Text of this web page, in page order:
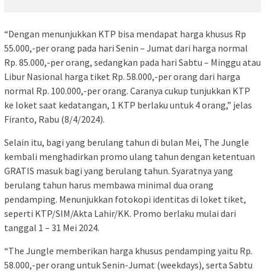
“Dengan menunjukkan KTP bisa mendapat harga khusus Rp
55.000,-per orang pada hari Senin – Jumat dari harga normal
Rp. 85.000,-per orang, sedangkan pada hari Sabtu – Minggu atau
Libur Nasional harga tiket Rp. 58.000,-per orang dari harga
normal Rp. 100.000,-per orang. Caranya cukup tunjukkan KTP
ke loket saat kedatangan, 1 KTP berlaku untuk 4 orang,” jelas
Firanto, Rabu (8/4/2024).
Selain itu, bagi yang berulang tahun di bulan Mei, The Jungle
kembali menghadirkan promo ulang tahun dengan ketentuan
GRATIS masuk bagi yang berulang tahun. Syaratnya yang
berulang tahun harus membawa minimal dua orang
pendamping. Menunjukkan fotokopi identitas di loket tiket,
seperti KTP/SIM/Akta Lahir/KK. Promo berlaku mulai dari
tanggal 1 – 31 Mei 2024.
“The Jungle memberikan harga khusus pendamping yaitu Rp.
58.000,-per orang untuk Senin-Jumat (weekdays), serta Sabtu